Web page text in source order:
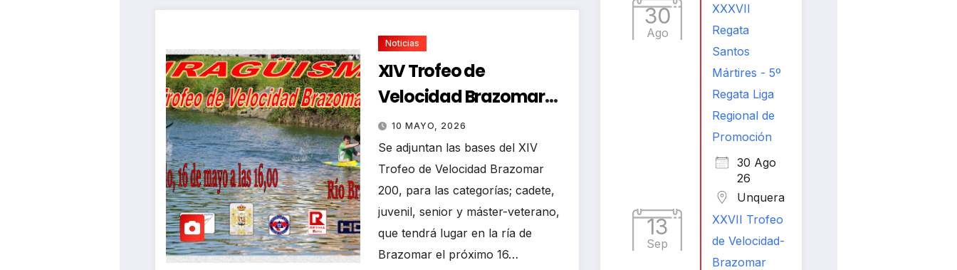
Noticias
XIV Trofeo de
Velocidad Brazomar
20010 MAYO, 2026
Se adjuntan las bases del XIV
Trofeo de Velocidad Brazomar
200, para las categorías; cadete,
juvenil, senior y máster-veterano,
que tendrá lugar en la ría de
Brazomar el próximo 16…
30
Ago
XXXVII
Regata
Santos
Mártires - 5º
Regata Liga
Regional de
Promoción
30 Ago
26
Unquera
13
Sep
XXVII Trofeo
de Velocidad-
Brazomar